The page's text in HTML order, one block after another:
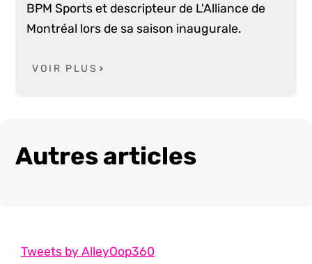
BPM Sports et descripteur de L'Alliance de
Montréal lors de sa saison inaugurale.
VOIR PLUS
Autres articles
Tweets by AlleyOop360